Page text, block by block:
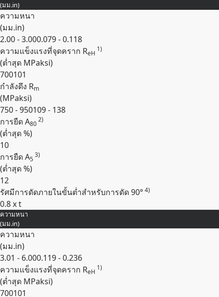
(มม.in)
ความหนา
(มม.in)
2.00 - 3.000.079 - 0.118
ความแข็งแรงที่จุดคราก ReH
1)
(ต่ำสุด MPaksi)
700101
กำลังดึง Rm
(MPaksi)
750 - 950109 - 138
การยืด A80
2)
(ต่ำสุด%)
10
การยืด A5
3)
(ต่ำสุด%)
12
รัศมีการดัดภายในขั้นต่ำสำหรับการดัด 90° 4)
0.8 x t
Expand
ความหนา
(มม.in)
ความหนา
(มม.in)
3.01 - 6.000.119 - 0.236
ความแข็งแรงที่จุดคราก ReH
1)
(ต่ำสุด MPaksi)
700101